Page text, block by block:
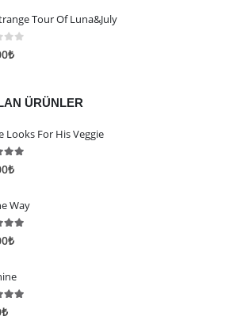
Tour Of Luna&July
₺
ÜRÜNLER
Looks For His Veggie
üzerinden
₺
Way
üzerinden
₺
üzerinden
₺